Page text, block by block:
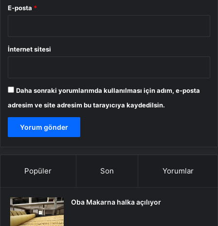
E-posta *
İnternet sitesi
Daha sonraki yorumlarımda kullanılması için adım, e-posta
adresim ve site adresim bu tarayıcıya kaydedilsin.
Popüler Son Yorumlar
Oba Makarna halka açılıyor